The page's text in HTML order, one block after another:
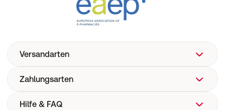
Versandarten
Zahlungsarten
Hilfe & FAQ